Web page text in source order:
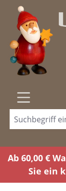
Zum
Ab 60,00 €
Sie ein